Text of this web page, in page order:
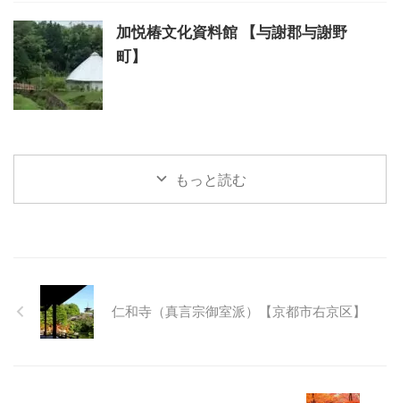
加悦椿文化資料館 【与謝郡与謝野
町】
もっと読む
仁和寺（真言宗御室派）【京都市右京区】